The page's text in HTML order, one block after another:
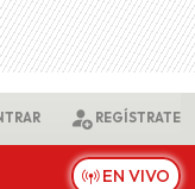
REGÍSTRATE
EN VIVO